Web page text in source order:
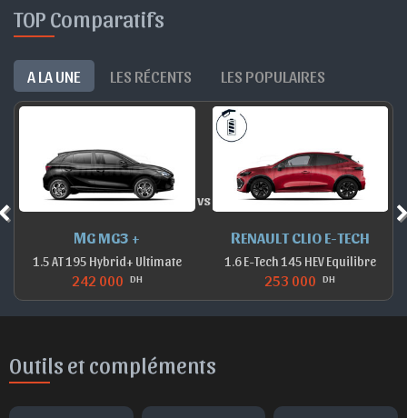
TOP Comparatifs
A LA UNE LES RÉCENTS LES POPULAIRES
MG MG3 +
1.5 AT 195 Hybrid+ Ultimate
242 000 DH
vs
RENAULT CLIO E-TECH
1.6 E-Tech 145 HEV Equilibre
253 000 DH
Outils et compléments